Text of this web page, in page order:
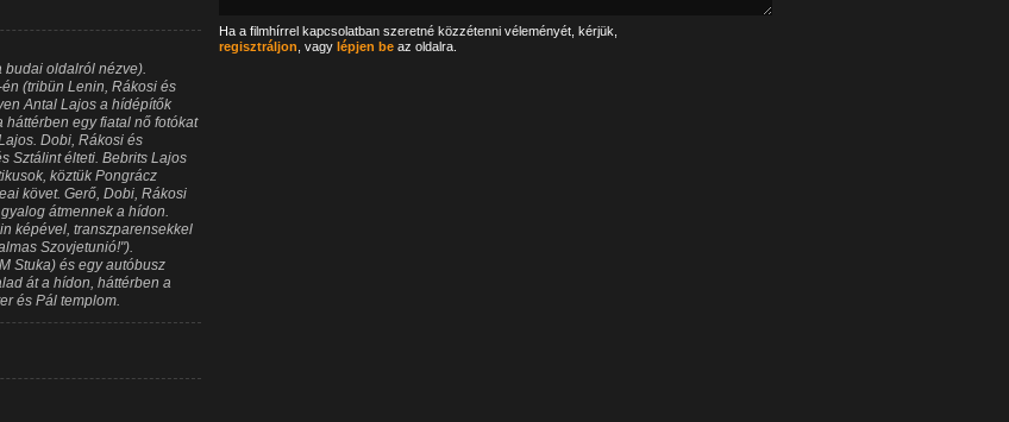
budai oldalról nézve).
(tribün Lenin, Rákosi és
Antal Lajos a hídépítők
egy fiatal nő fotókat
Dobi, Rákosi és
Sztálint élteti. Bebrits Lajos
köztük Pongrácz
követ. Gerő, Dobi, Rákosi
átmennek a hídon.
képével, transzparensekkel
Szovjetunió!").
Stuka) és egy autóbusz
át a hídon, háttérben a
és Pál templom.
Ha a filmhírrel kapcsolatban szeretné közzétenni véleményét, kérjük,
regisztráljon , vagy lépjen beaz oldalra.